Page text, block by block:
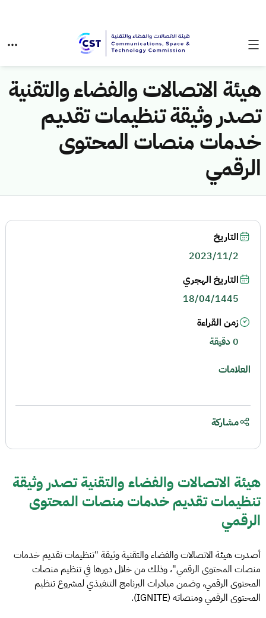
هيئة الاتصالات والفضاء والتقنية
تصدر وثيقة تنظيمات تقديم
خدمات منصات المحتوى
الرقمي
هيئة الاتصالات والفضاء والتقنية تصدر وثيقة
تنظيمات تقديم خدمات منصات المحتوى
الرقمي
أصدرت هيئة الاتصالات والفضاء والتقنية وثيقة "تنظيمات تقديم خدمات
منصات المحتوى الرقمي"، وذلك من خلال دورها في تنظيم منصات
المحتوى الرقمي، وضمن مبادرات البرنامج التنفيذي لمشروع تنظيم
المحتوى الرقمي ومنصاته (IGNITE).
التاريخ
2023/11/2
التاريخ الهجري
18/04/1445
زمن القراءة
0 دقيقة
العلامات
مشاركة